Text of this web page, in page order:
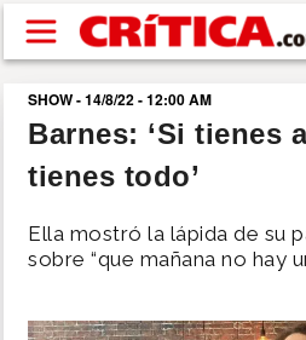
Pasar al contenido principal
buscar
SUCESOS
NACIONAL
SHOW - 14/8/22 - 12:00 AM
Barnes: ‘Si tienes
tienes todo’
Ella mostró la lápida de su
sobre “que mañana no hay